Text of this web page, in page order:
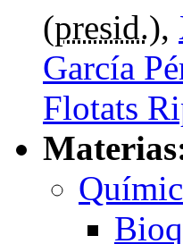
(presid.),
García
Flotats